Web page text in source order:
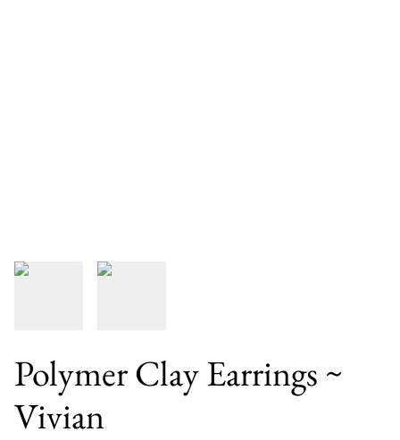
Polymer Clay Earrings ~
Vivian